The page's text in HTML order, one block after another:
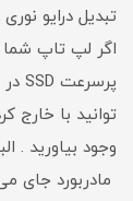
تبدیل درایو
اگر لپ تاپ شما
توانید با خارج
مادربورد جای